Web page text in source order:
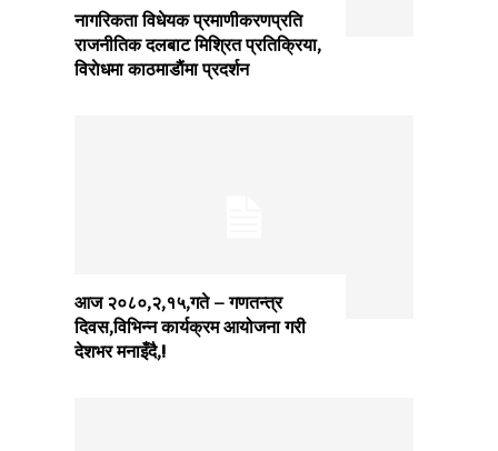
नागरिकता विधेयक प्रमाणीकरणप्रति
राजनीतिक दलबाट मिश्रित प्रतिक्रिया,
विराेधमा काठमाडाैंमा प्रदर्शन
आज २०८०,२,१५,गते – गणतन्त्र
दिवस,विभिन्न कार्यक्रम आयोजना गरी
देशभर मनाइँदै,!